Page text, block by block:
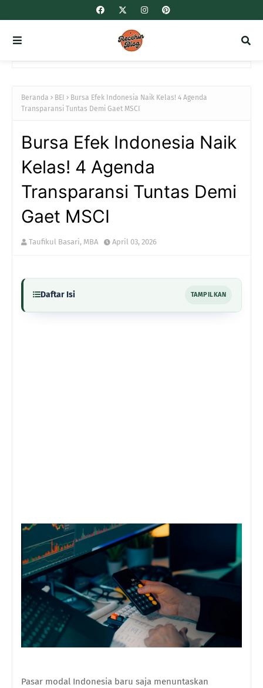
Beranda BEI
Bursa Efek Indonesia Naik Kelas! 4 Agenda
Transparansi Tuntas Demi Gaet MSCI
Bursa Efek Indonesia Naik
Kelas! 4 Agenda
Transparansi Tuntas Demi
Gaet MSCI
Taufikul Basari, MBA April 03, 2026
Daftar Isi TAMPILKAN
Pasar modal Indonesia baru saja menuntaskan